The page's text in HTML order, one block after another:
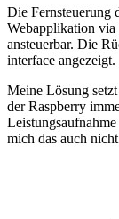
Die Fernsteuerung
Webapplikation
ansteuerbar. Die
interface angezeigt.
Meine Lösung
der Raspberry
mich das auch